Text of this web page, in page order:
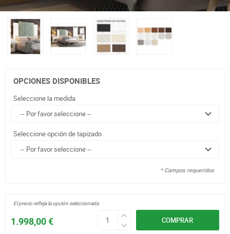
OPCIONES DISPONIBLES
Seleccione la medida
Seleccione opción de tapizado
* Campos requeridos
COMPRAR
1.998,00 €
El precio refleja la opción seleccionada